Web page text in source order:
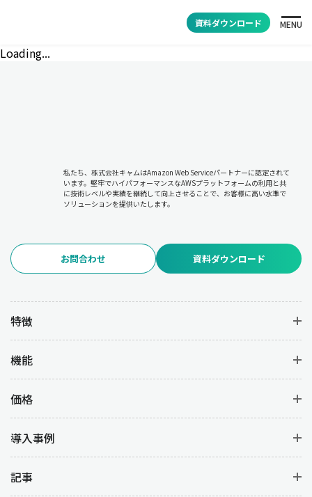
資料ダウンロード MENU
Loading...
私たち、株式会社キャムはAmazon Web Serviceパートナーに認定されて
います。堅牢でハイパフォーマンスなAWSプラットフォームの利用と共
に技術レベルや実績を継続して向上させることで、お客様に高い水準で
ソリューションを提供いたします。
お問合わせ 資料ダウンロード
特徴
機能
価格
導入事例
記事